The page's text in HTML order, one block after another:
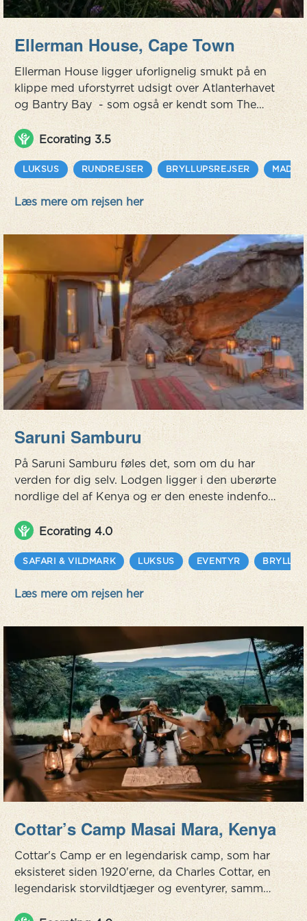
Ellerman House, Cape Town
Ellerman House ligger uforlignelig smukt på en
klippe med uforstyrret udsigt over Atlanterhavet
og Bantry Bay - som også er kendt som The
Cape Riviera. I vores øjne er dette Cape Towns
mest eksklusive og fineste boutiquehotel, der
også rummer et af de vigtigste arkiver for
sydafrikansk kunst, som er en del af den rige
Ellerman-oplevelse. Hotellet har kun 13
storslåede værelser, som hver især e...
Ecorating 3.5
LUKSUS RUNDREJSER BRYLLUPSREJSER MAD &
Læs mere om rejsen her
Saruni Samburu
På Saruni Samburu føles det, som om du har
verden for dig selv. Lodgen ligger i den uberørte
nordlige del af Kenya og er den eneste indenfor
200.000 hektar. Beliggende på en klippe er
360-graders udsigten fantastisk og desuden
med to pools, hvor du kan se flere vandhuller.
Saruni Samburu er rost for sit innovative øko-
design og for sit italienske køkken.
Safarioplevelserne her skuffer ikke - om...
Ecorating 4.0
SAFARI & VILDMARK LUKSUS EVENTYR
Læs mere om rejsen her
Cottar’s Camp Masai Mara, Kenya
Cottar's Camp er en legendarisk camp, som har
eksisteret siden 1920'erne, da Charles Cottar, en
legendarisk storvildtjæger og eventyrer, sammen
med sine sønner etablerede denne lejr dybt i